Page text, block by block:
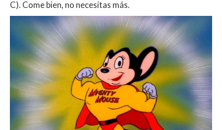
C). Come bien, no necesitas más.